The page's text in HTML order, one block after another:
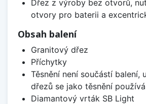
Dřez z výroby bez otvorů,
otvory pro baterii a
Obsah balení
Granitový dřez
Příchytky
Těsnění není součástí balení,
dřezů se jako těsnění
Diamantový vrták SB Light